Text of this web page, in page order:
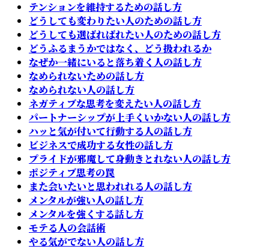
テンションを維持するための話し方
どうしても変わりたい人のための話し方
どうしても選ばればれたい人のための話し方
どうふるまうかではなく、どう扱われるか
なぜか一緒にいると落ち着く人の話し方
なめられないための話し方
なめられない人の話し方
ネガティブな思考を変えたい人の話し方
パートナーシップが上手くいかない人の話し方
ハッと気が付いて行動する人の話し方
ビジネスで成功する女性の話し方
プライドが邪魔して身動きとれない人の話し方
ポジティブ思考の罠
また会いたいと思われれる人の話し方
メンタルが強い人の話し方
メンタルを強くする話し方
モテる人の会話術
やる気がでない人の話し方